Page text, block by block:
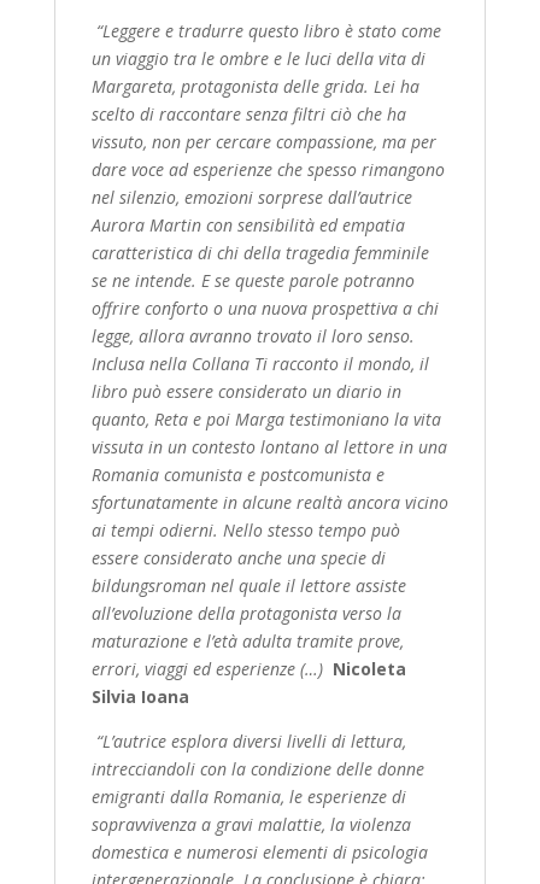
“Leggere e tradurre questo libro è stato come
un viaggio tra le ombre e le luci della vita di
Margareta, protagonista delle grida. Lei ha
scelto di raccontare senza filtri ciò che ha
vissuto, non per cercare compassione, ma per
dare voce ad esperienze che spesso rimangono
nel silenzio, emozioni sorprese dall’autrice
Aurora Martin con sensibilità ed empatia
caratteristica di chi della tragedia femminile
se ne intende. E se queste parole potranno
offrire conforto o una nuova prospettiva a chi
legge, allora avranno trovato il loro senso.
Inclusa nella Collana Ti racconto il mondo, il
libro può essere considerato un diario in
quanto, Reta e poi Marga testimoniano la vita
vissuta in un contesto lontano al lettore in una
Romania comunista e postcomunista e
sfortunatamente in alcune realtà ancora vicino
ai tempi odierni. Nello stesso tempo può
essere considerato anche una specie di
bildungsroman nel quale il lettore assiste
all’evoluzione della protagonista verso la
maturazione e l’età adulta tramite prove,
errori, viaggi ed esperienze (…) Nicoleta
Silvia Ioana
“L’autrice esplora diversi livelli di lettura,
intrecciandoli con la condizione delle donne
emigranti dalla Romania, le esperienze di
sopravvivenza a gravi malattie, la violenza
domestica e numerosi elementi di psicologia